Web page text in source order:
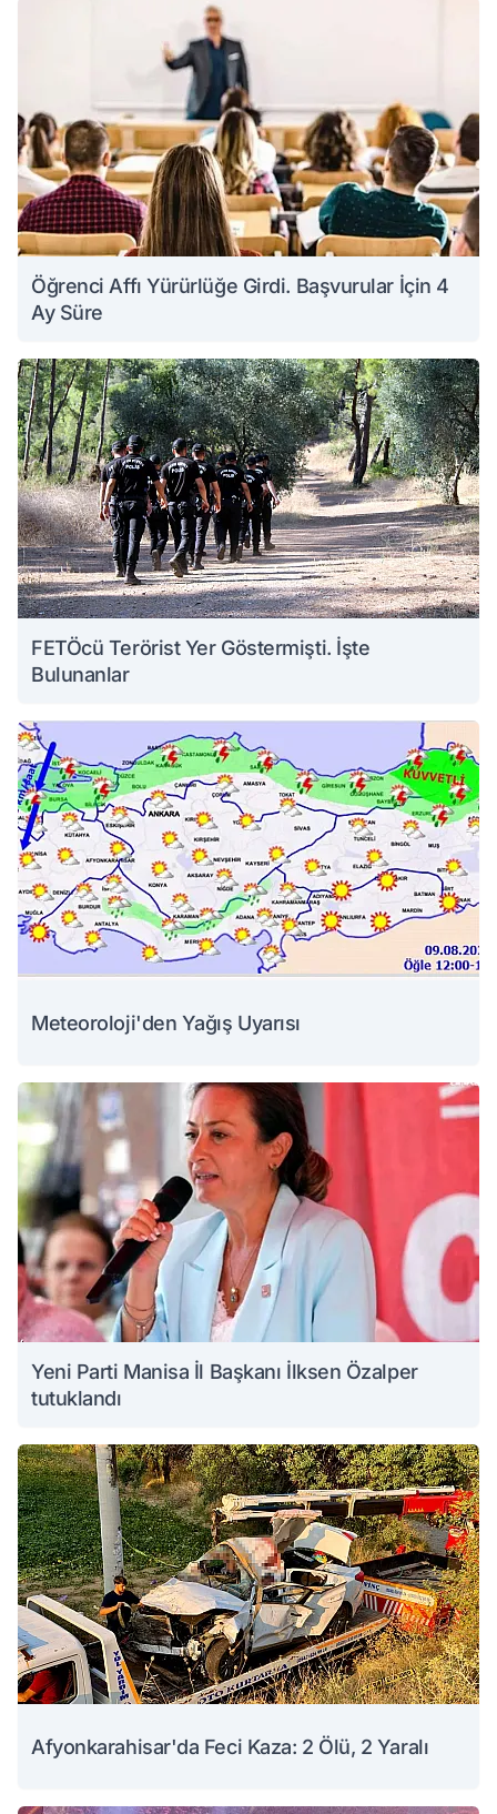
Öğrenci Affı Yürürlüğe Girdi. Başvurular İçin 4
Ay Süre
FETÖcü Terörist Yer Göstermişti. İşte
Bulunanlar
Meteoroloji'den Yağış Uyarısı
Yeni Parti Manisa İl Başkanı İlksen Özalper
tutuklandı
Afyonkarahisar'da Feci Kaza: 2 Ölü, 2 Yaralı